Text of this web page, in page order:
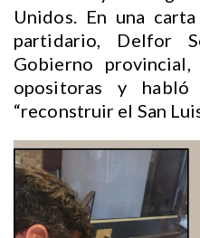
Unidos. En una
partidario, Delfor
Gobierno
opositoras y
“reconstruir el San